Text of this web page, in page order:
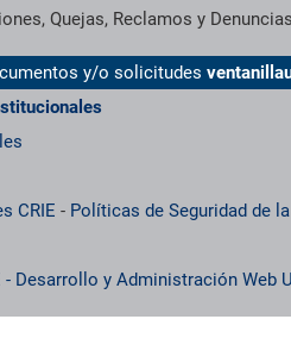
Quejas, Reclamos y
y/o solicitudes
CRIE - Políticas de Seguridad de
- Desarrollo y Administración Web